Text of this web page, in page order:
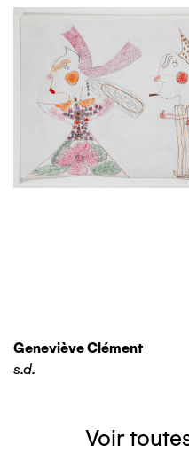
Geneviève Clément
s.d.
Voir